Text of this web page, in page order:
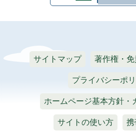
サイトマップ 著作権・
プライバシーポ
ホームページ基本方針・
サイトの使い方 携